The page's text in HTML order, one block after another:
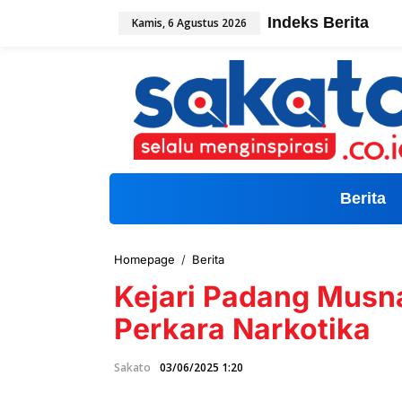
Kamis, 6 Agustus 2026 Indeks Berita
Berita
Homepage / Berita
j
a
a
Kejari Padang
Perkara Narkotika
Sakato 03/06/2025 1:20